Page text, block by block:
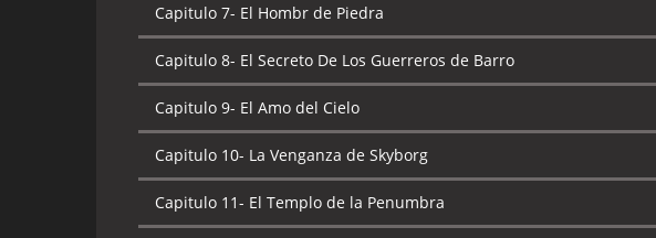
Capitulo 7- El Hombr de Piedra
Capitulo 8- El Secreto De Los Guerreros de Barro
Capitulo 9- El Amo del Cielo
Capitulo 10- La Venganza de Skyborg
Capitulo 11- El Templo de la Penumbra